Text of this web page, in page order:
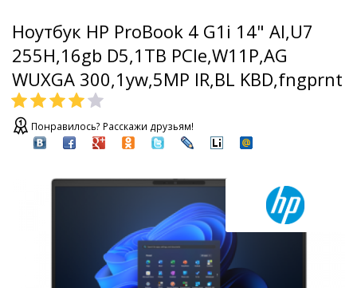
Ноутбук HP ProBook 4 G1i 14" AI,U7
255H,16gb D5,1TB PCIe,W11P,AG
WUXGA 300,1yw,5MP IR,BL KBD,fngprnt
Понравилось? Расскажи друзьям!